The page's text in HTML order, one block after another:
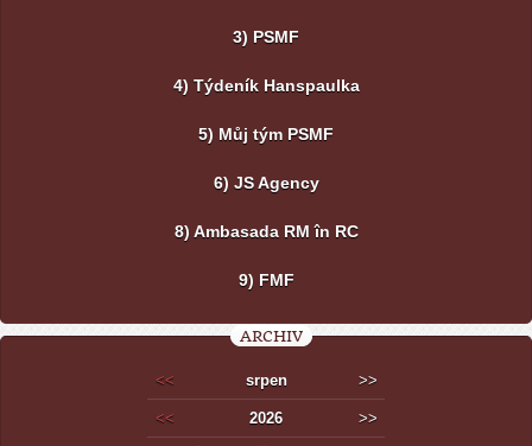
3) PSMF
4) Týdeník Hanspaulka
5) Můj tým PSMF
6) JS Agency
8) Ambasada RM în RC
9) FMF
ARCHIV
<< srpen >>
<< 2026 >>